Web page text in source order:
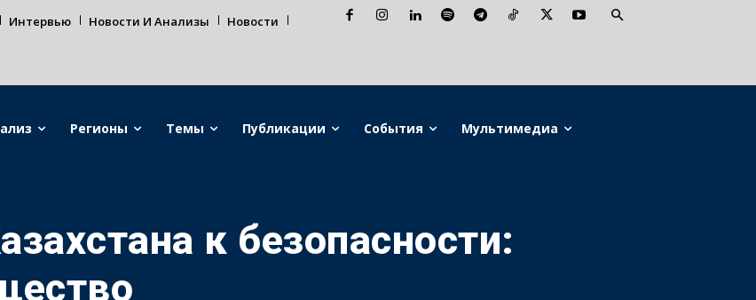
Интервью Новости И Анализы Новости
Регионы Темы Публикации События Мультимедиа
к безопасности: